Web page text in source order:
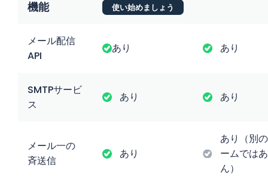
機能 使い始めましょう
メール配信
API
あり あり
SMTPサービ
ス
あり あり
メール一の
斉送信
あり
あり（別
ームでは
ん）